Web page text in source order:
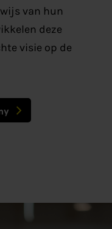
van hun
deze
visie op de